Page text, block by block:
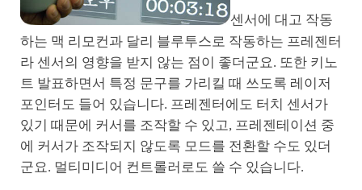
센서에 대고 작동
하는 맥 리모컨과 달리 블루투스로 작동하는 프레젠터
라 센서의 영향을 받지 않는 점이 좋더군요. 또한 키노
트 발표하면서 특정 문구를 가리킬 때 쓰도록 레이저
포인터도 들어 있습니다. 프레젠터에도 터치 센서가
있기 때문에 커서를 조작할 수 있고, 프레젠테이션 중
에 커서가 조작되지 않도록 모드를 전환할 수도 있더
군요. 멀티미디어 컨트롤러로도 쓸 수 있습니다.